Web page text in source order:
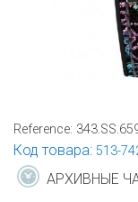
Reference:
Код товара: 513-
АРХИВНЫЕ